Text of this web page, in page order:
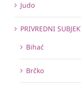
Judo
PRIVREDNI
Bihać
Brčko